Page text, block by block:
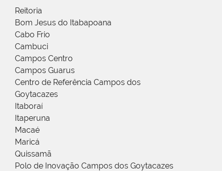
Reitoria
Bom Jesus do Itabapoana
Cabo Frio
Cambuci
Campos Centro
Campos Guarus
Centro de Referência Campos dos
Goytacazes
Itaboraí
Itaperuna
Macaé
Maricá
Quissamã
Polo de Inovação Campos dos Goytacazes